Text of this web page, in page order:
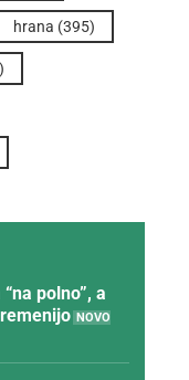
hrana (395)
polno”, a